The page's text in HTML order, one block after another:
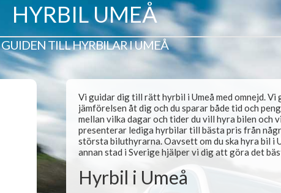
HYRBIL UMEÅ
GUIDEN TILL HYRBILAR I UMEÅ
Vi guidar dig till rätt hyrbil i Umeå med omnejd. Vi
jämförelsen åt dig och du sparar både tid och
mellan vilka dagar och tider du vill hyra bilen och vi
presenterar lediga hyrbilar till bästa pris från
största biluthyrarna. Oavsett om du ska hyra bil i
annan stad i Sverige hjälper vi dig att göra det
Hyrbil i Umeå